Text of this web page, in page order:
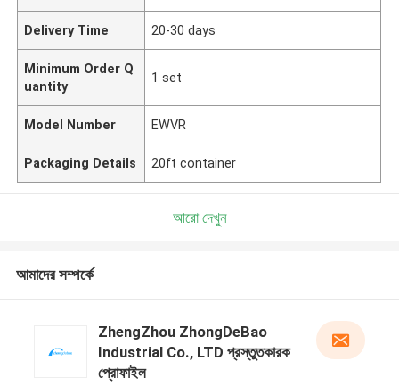
Delivery Time 20-30 days
Minimum Order Q
uantity
1 set
Model Number EWVR
Packaging Details 20ft container
আরো দেখুন
আমাদের সম্পর্কে
ZhengZhou ZhongDeBao
Industrial Co., LTD প্রস্তুতকারক
প্রোফাইল